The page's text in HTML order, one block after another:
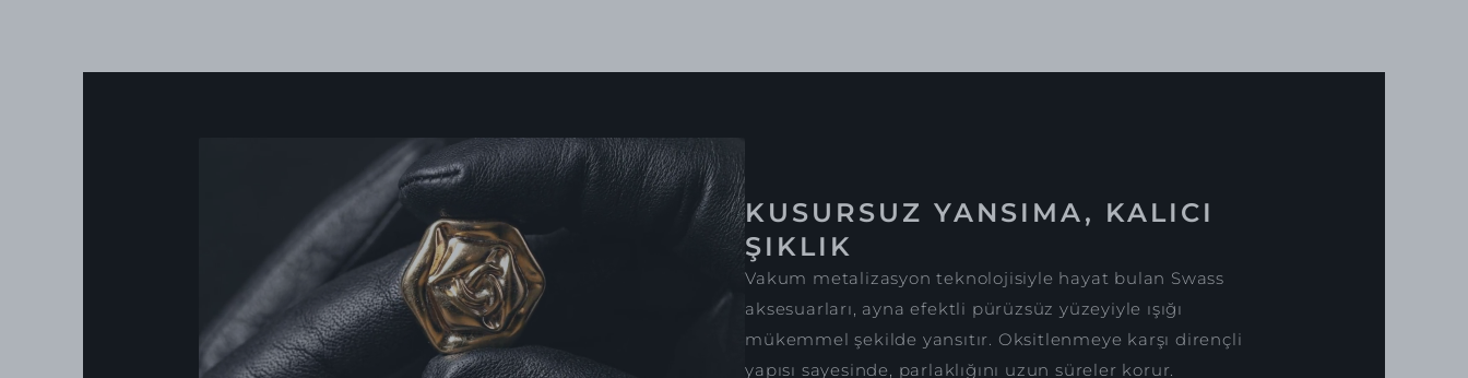
KUSURSUZ YANSIMA, KALICI
ŞIKLIK
Vakum metalizasyon teknolojisiyle hayat bulan Swass
aksesuarları, ayna efektli pürüzsüz yüzeyiyle ışığı
mükemmel şekilde yansıtır. Oksitlenmeye karşı dirençli
yapısı sayesinde, parlaklığını uzun süreler korur.